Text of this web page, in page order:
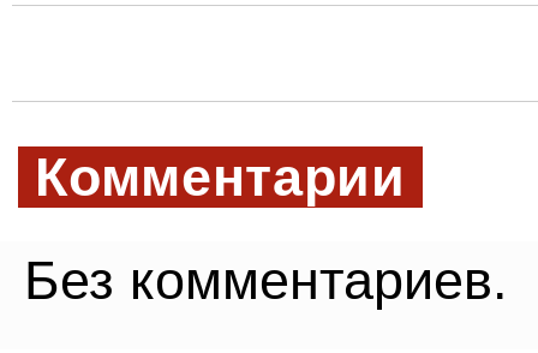
Комментарии
Без комментариев.